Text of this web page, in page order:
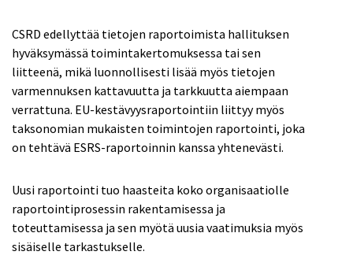
CSRD edellyttää tietojen raportoimista hallituksen
hyväksymässä toimintakertomuksessa tai sen
liitteenä, mikä luonnollisesti lisää myös tietojen
varmennuksen kattavuutta ja tarkkuutta aiempaan
verrattuna. EU-kestävyysraportointiin liittyy myös
taksonomian mukaisten toimintojen raportointi, joka
on tehtävä ESRS-raportoinnin kanssa yhtenevästi.
Uusi raportointi tuo haasteita koko organisaatiolle
raportointiprosessin rakentamisessa ja
toteuttamisessa ja sen myötä uusia vaatimuksia myös
sisäiselle tarkastukselle.